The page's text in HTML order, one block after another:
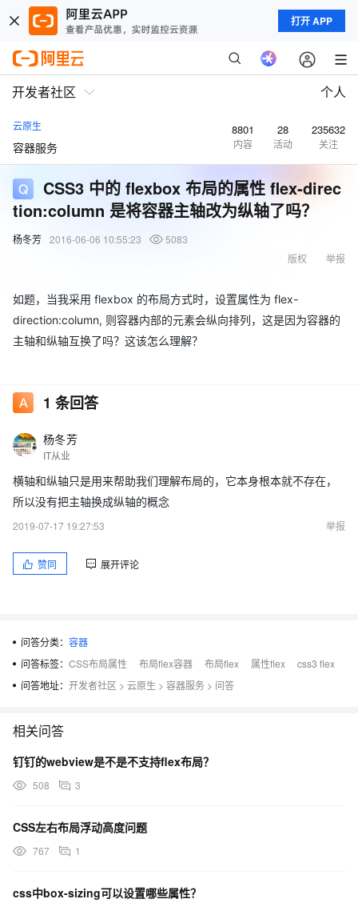
打开 APP
开发者社区 个人
云原生
容器服务
8801
内容
28
活动
235632
关注
CSS3 中的 flexbox 布局的属性 flex-direc
tion:column 是将容器主轴改为纵轴了吗？
杨冬芳 2016-06-06 10:55:23
5083
举报
版权
如题，当我采用 flexbox 的布局方式时，设置属性为 flex-
direction:column, 则容器内部的元素会纵向排列，这是因为容器的
主轴和纵轴互换了吗？这该怎么理解？
1 条回答
杨冬芳
IT从业
横轴和纵轴只是用来帮助我们理解布局的，它本身根本就不存在，
所以没有把主轴换成纵轴的概念
2019-07-17 19:27:53
举报
赞同 展开评论
问答分类： 容器
问答标签： CSS布局属性 布局flex容器 布局flex 属性flex
css3 flex
问答地址： 开发者社区 > 云原生 > 容器服务 > 问答
相关问答
钉钉的webview是不是不支持flex布局？
508 3
CSS左右布局浮动高度问题
767 1
css中box-sizing可以设置哪些属性？